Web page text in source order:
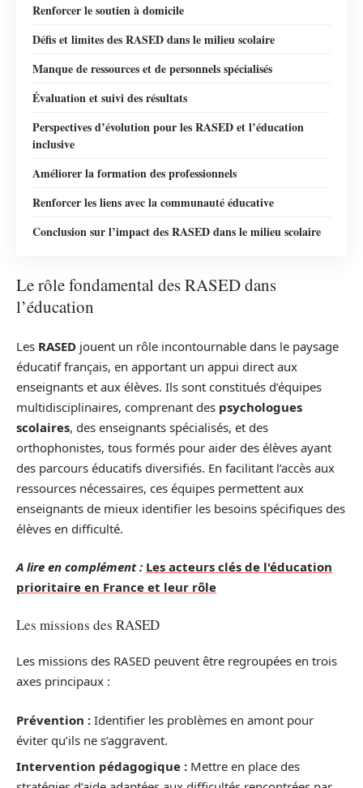
Renforcer le soutien à domicile
Défis et limites des RASED dans le milieu scolaire
Manque de ressources et de personnels spécialisés
Évaluation et suivi des résultats
Perspectives d’évolution pour les RASED et l’éducation
inclusive
Améliorer la formation des professionnels
Renforcer les liens avec la communauté éducative
Conclusion sur l’impact des RASED dans le milieu scolaire
Le rôle fondamental des RASED dans
l’éducation
Les RASED jouent un rôle incontournable dans le paysage
éducatif français, en apportant un appui direct aux
enseignants et aux élèves. Ils sont constitués d’équipes
multidisciplinaires, comprenant des psychologues
scolaires, des enseignants spécialisés, et des
orthophonistes, tous formés pour aider des élèves ayant
des parcours éducatifs diversifiés. En facilitant l’accès aux
ressources nécessaires, ces équipes permettent aux
enseignants de mieux identifier les besoins spécifiques des
élèves en difficulté.
A lire en complément : Les acteurs clés de l'éducation
prioritaire en France et leur rôle
Les missions des RASED
Les missions des RASED peuvent être regroupées en trois
axes principaux :
Prévention : Identifier les problèmes en amont pour
éviter qu’ils ne s’aggravent.
Intervention pédagogique : Mettre en place des